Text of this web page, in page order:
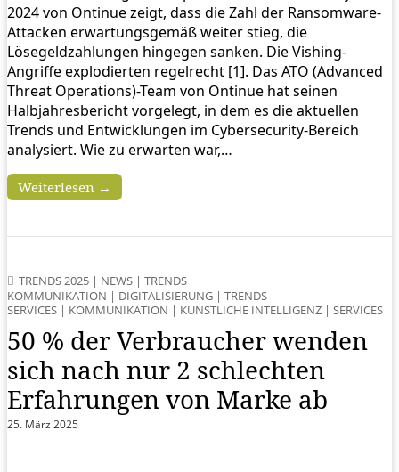
2024 von Ontinue zeigt, dass die Zahl der Ransomware-
Attacken erwartungsgemäß weiter stieg, die
Lösegeldzahlungen hingegen sanken. Die Vishing-
Angriffe explodierten regelrecht [1]. Das ATO (Advanced
Threat Operations)-Team von Ontinue hat seinen
Halbjahresbericht vorgelegt, in dem es die aktuellen
Trends und Entwicklungen im Cybersecurity-Bereich
analysiert. Wie zu erwarten war,…
Weiterlesen →
TRENDS 2025 | NEWS | TRENDS
KOMMUNIKATION | DIGITALISIERUNG | TRENDS
SERVICES | KOMMUNIKATION | KÜNSTLICHE INTELLIGENZ | SERVICES
50 % der Verbraucher wenden
sich nach nur 2 schlechten
Erfahrungen von Marke ab
25. März 2025